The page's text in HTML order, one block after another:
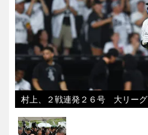
村上、２戦連発２６号 大リーグ